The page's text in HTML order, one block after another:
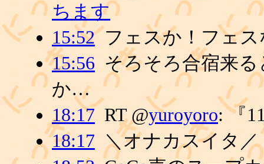
ちます
15:52 フェスか！フェ
15:56 そろそろ合宿来
か…
18:17 RT @yuroyoro: 『
18:17 ＼オナカスイタ／